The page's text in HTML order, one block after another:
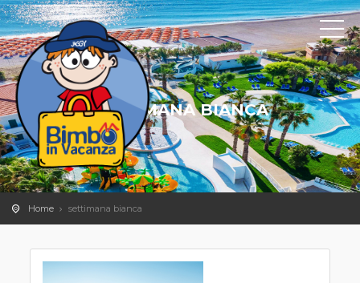
SETTIMANA BIANCA
Home settimana bianca